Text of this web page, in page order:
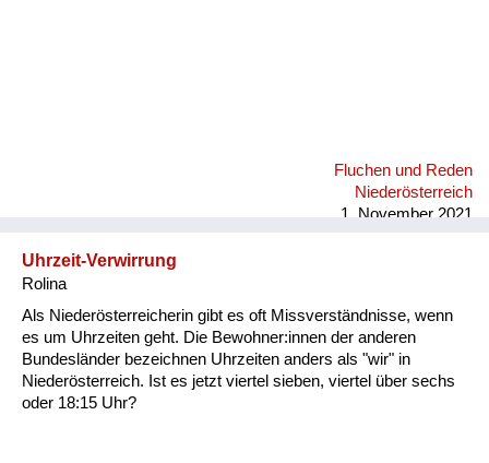
Fluchen und Reden
Niederösterreich
1. November 2021
Uhrzeit-Verwirrung
Rolina
Als Niederösterreicherin gibt es oft Missverständnisse, wenn
es um Uhrzeiten geht. Die Bewohner:innen der anderen
Bundesländer bezeichnen Uhrzeiten anders als "wir" in
Niederösterreich. Ist es jetzt viertel sieben, viertel über sechs
oder 18:15 Uhr?